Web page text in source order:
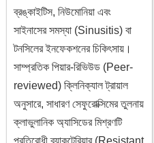
ব্রঙ্কাইটিস, নিউমোনিয়া এবং
সাইনাসের সমস্যা (Sinusitis) বা
টনসিলের ইনফেকশনের চিকিৎসায়।
সাম্প্রতিক পিয়ার-রিভিউড (Peer-
reviewed) ক্লিনিক্যাল ট্রায়াল
অনুসারে, সাধারণ সেফুরোক্সিমের তুলনায়
ক্লাভুলানিক অ্যাসিডের মিশ্রণটি
প্রতিরোধী ব্যাকটেরিয়ার (Resistant